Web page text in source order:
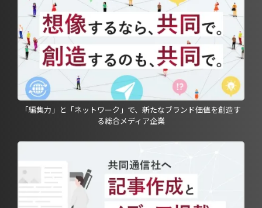
「編集力」と「ネットワーク」で、新たなブランド価値を創造す
る総合メディア企業